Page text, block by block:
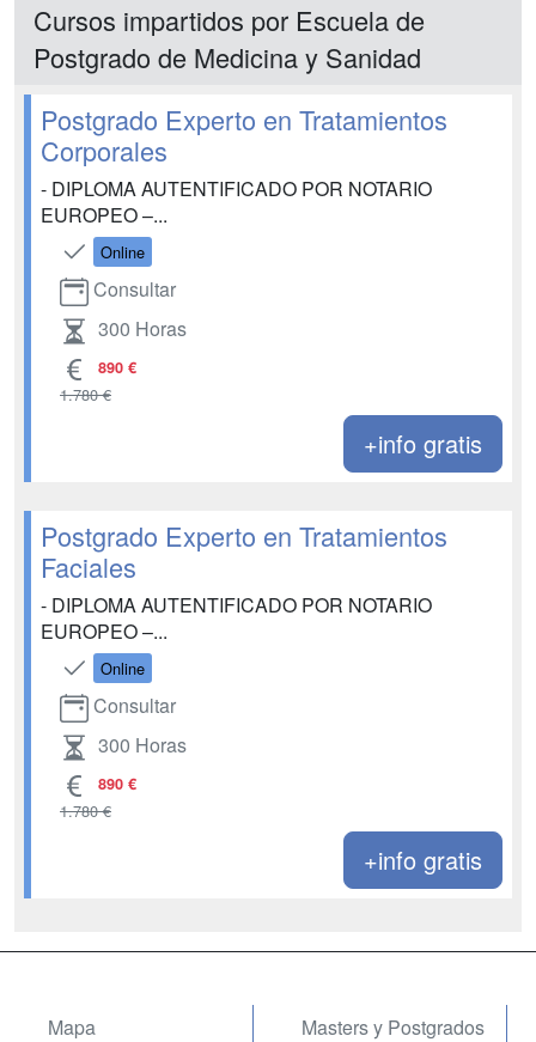
Cursos impartidos por Escuela de
Postgrado de Medicina y Sanidad
Postgrado Experto en Tratamientos
Corporales
- DIPLOMA AUTENTIFICADO POR NOTARIO
EUROPEO –...
Online
Consultar
300 Horas
890 €
1.780 €
+info gratis
Postgrado Experto en Tratamientos
Faciales
- DIPLOMA AUTENTIFICADO POR NOTARIO
EUROPEO –...
Online
Consultar
300 Horas
890 €
1.780 €
+info gratis
Mapa
Masters y Postgrados